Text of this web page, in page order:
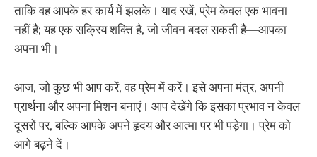
ताकि वह आपके हर कार्य में झलके। याद रखें, प्रेम केवल एक भावना
नहीं है; यह एक सक्रिय शक्ति है, जो जीवन बदल सकती है—आपका
अपना भी।
आज, जो कुछ भी आप करें, वह प्रेम में करें। इसे अपना मंत्र, अपनी
प्रार्थना और अपना मिशन बनाएं। आप देखेंगे कि इसका प्रभाव न केवल
दूसरों पर, बल्कि आपके अपने हृदय और आत्मा पर भी पड़ेगा। प्रेम को
आगे बढ़ने दें।